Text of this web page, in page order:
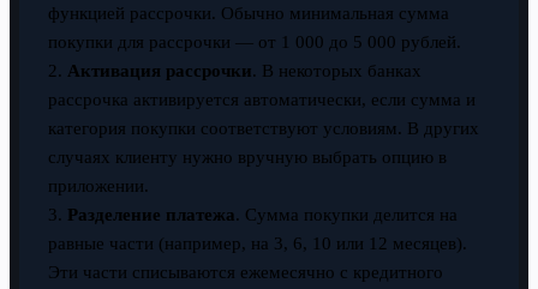
функцией рассрочки. Обычно минимальная сумма
покупки для рассрочки — от 1 000 до 5 000 рублей.
2. Активация рассрочки. В некоторых банках
рассрочка активируется автоматически, если сумма и
категория покупки соответствуют условиям. В других
случаях клиенту нужно вручную выбрать опцию в
приложении.
3. Разделение платежа. Сумма покупки делится на
равные части (например, на 3, 6, 10 или 12 месяцев).
Эти части списываются ежемесячно с кредитного